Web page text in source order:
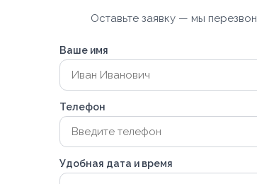
Оставьте заявку — мы
Ваше имя
Телефон
Удобная дата и время